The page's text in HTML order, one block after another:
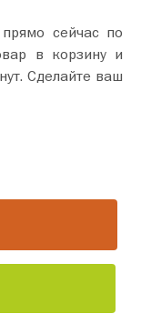
сейчас по
Сделайте ваш